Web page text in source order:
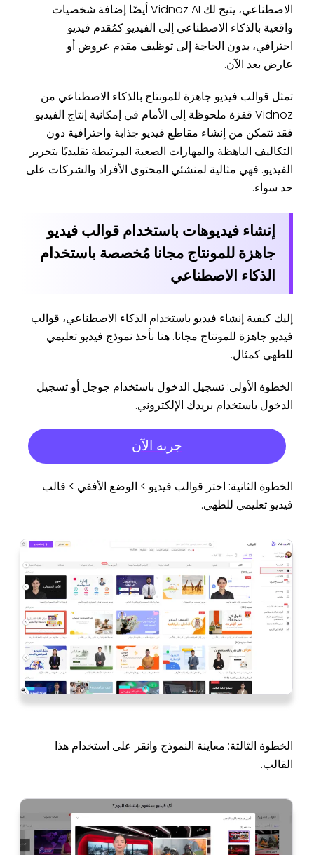
الاصطناعي، يتيح لك Vidnoz AI أيضًا إضافة شخصيات
واقعية بالذكاء الاصطناعي إلى الفيديو كمُقدم فيديو
احترافي، بدون الحاجة إلى توظيف مقدم عروض أو
عارض بعد الآن.
تمثل قوالب فيديو جاهزة للمونتاج بالذكاء الاصطناعي من
Vidnoz قفزة ملحوظة إلى الأمام في إمكانية إنتاج الفيديو.
فقد تتمكن من إنشاء مقاطع فيديو جذابة واحترافية دون
التكاليف الباهظة والمهارات الصعبة المرتبطة تقليديًا بتحرير
الفيديو. فهي مثالية لمنشئي المحتوى الأفراد والشركات على
حد سواء.
إنشاء فيديوهات باستخدام قوالب فيديو
جاهزة للمونتاج مجانا مُخصصة باستخدام
الذكاء الاصطناعي
إليك كيفية إنشاء فيديو باستخدام الذكاء الاصطناعي، قوالب
فيديو جاهزة للمونتاج مجانا. هنا نأخذ نموذج فيديو تعليمي
للطهي كمثال.
الخطوة الأولى: تسجيل الدخول باستخدام جوجل أو تسجيل
الدخول باستخدام بريدك الإلكتروني.
جربه الآن
الخطوة الثانية: اختر قوالب فيديو > الوضع الأفقي > قالب
فيديو تعليمي للطهي.
الخطوة الثالثة: معاينة النموذج وانقر على استخدام هذا
القالب.